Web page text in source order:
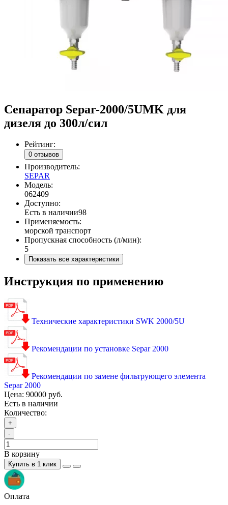
Сепаратор Separ-2000/5UMK для
дизеля до 300л/сил
Рейтинг:
0 отзывов
Производитель:
SEPAR
Модель:
062409
Доступно:
Есть в наличии98
Применяемость:
морской транспорт
Пропускная способность (л/мин):
5
Показать все характеристики
Инструкция по применению
Технические характеристики SWK 2000/5U
Рекомендации по установке Separ 2000
Рекомендации по замене фильтрующего элемента
Separ 2000
Цена: 90000 руб.
Есть в наличии
Количество:
+
-
В корзину
Купить в 1 клик
Оплата